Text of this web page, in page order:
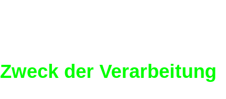
Zweck der Verarbeitung